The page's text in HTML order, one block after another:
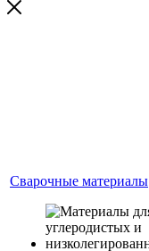
Сварочные материалы